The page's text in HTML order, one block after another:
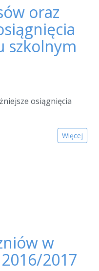
oraz
szkolnym
osiągnięcia
Więcej
w
2017